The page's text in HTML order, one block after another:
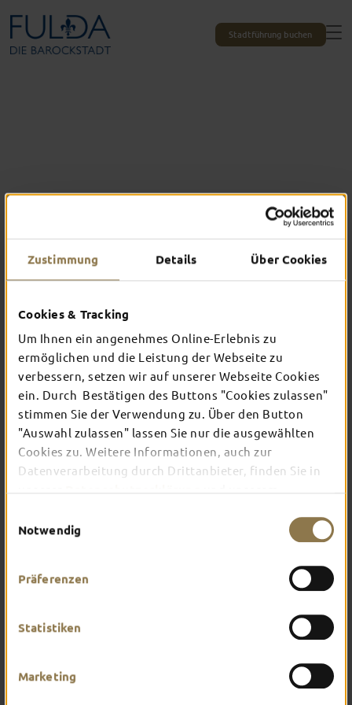
Zustimmung Details Über Cookies
Cookies & Tracking
Um Ihnen ein angenehmes Online-Erlebnis zu
ermöglichen und die Leistung der Webseite zu
verbessern, setzen wir auf unserer Webseite Cookies
ein. Durch Bestätigen des Buttons "Cookies zulassen"
stimmen Sie der Verwendung zu. Über den Button
"Auswahl zulassen" lassen Sie nur die ausgewählten
Cookies zu. Weitere Informationen, auch zur
Datenverarbeitung durch Drittanbieter, finden Sie in
Notwendig
Präferenzen
Statistiken
Marketing
Stadtführung buchen
TOP-EVENTS
In Fulda ist irgendwo immer etwas los: Ob
Konzert, Musical, Erlebnis-Stadtführung oder
Theater – entdecke hier aktuelle Veranstaltungen
und Highlights in und um Fulda.